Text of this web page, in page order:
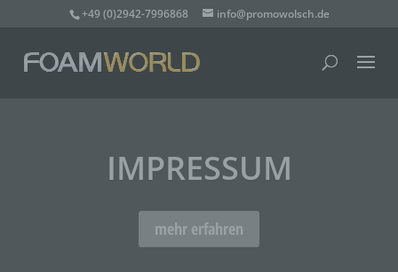
+49 (0)2942-7996868 info@promowolsch.de
IMPRESSUM
mehr erfahren